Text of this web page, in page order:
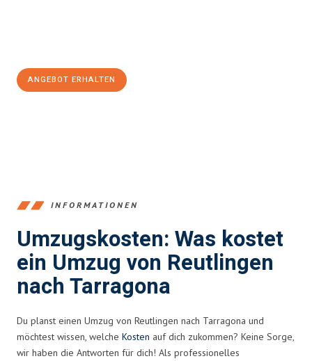
ANGEBOT ERHALTEN
INFORMATIONEN
Umzugskosten: Was kostet
ein Umzug von Reutlingen
nach Tarragona
Du planst einen Umzug von Reutlingen nach Tarragona und
möchtest wissen, welche Kosten auf dich zukommen? Keine Sorge,
wir haben die Antworten für dich! Als professionelles